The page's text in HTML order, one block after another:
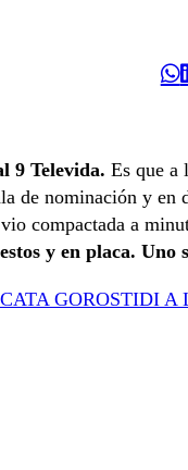
9 Televida. Es que a
de nominación y en
compactada a
y en placa. Uno
GOROSTIDI